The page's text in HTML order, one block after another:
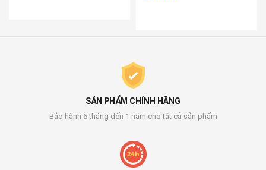
SẢN PHẨM CHÍNH HÃNG
Bảo hành 6 tháng đến 1 năm cho tất cả sản phẩm